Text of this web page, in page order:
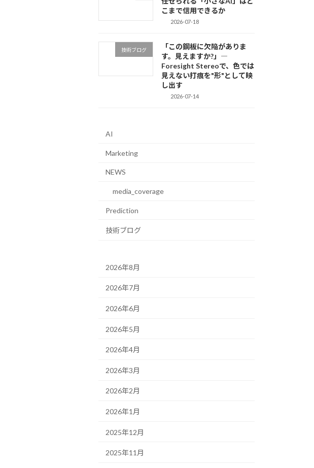
こまで信用できるか
2026-07-18
技術ブログ
「この鋼板に欠陥がありま
す。見えますか?」―
Foresight Stereoで、色では
見えない打痕を"形"として映
し出す
2026-07-14
AI
Marketing
NEWS
media_coverage
Prediction
技術ブログ
2026年8月
2026年7月
2026年6月
2026年5月
2026年4月
2026年3月
2026年2月
2026年1月
2025年12月
2025年11月